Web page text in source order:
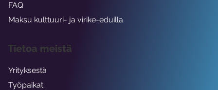
FAQ
Maksu kulttuuri- ja virike-eduilla
Tietoa meistä
Yrityksestä
Työpaikat